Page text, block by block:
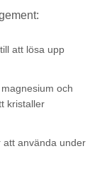
att lösa upp
och
kristaller
att använda under